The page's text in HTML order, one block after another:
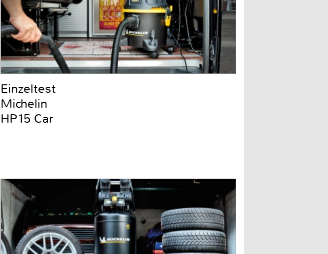
Einzeltest
Michelin
HP15 Car